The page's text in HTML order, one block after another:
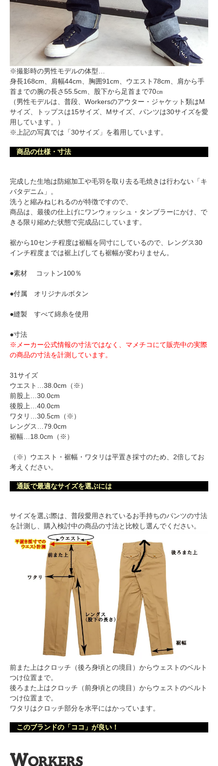
※撮影時の男性モデルの体型…
身長168cm、肩幅44cm、胸囲91cm、ウエスト78cm、肩から手
首までの腕の長さ55.5cm、股下から足首まで70㎝
（男性モデルは、普段、Workersのアウター・ジャケット類はM
サイズ、トップスは15サイズ、Mサイズ、パンツは30サイズを愛
用しています。）
※上記の写真では「30サイズ」を着用しています。
商品の仕様・寸法
完成した生地は防縮加工や毛羽を取り去る毛焼きは行わない「キ
バタデニム」。
洗うと縮みねじれるのが特徴ですので、
商品は、最後の仕上げにワンウォッシュ・タンブラーにかけ、で
きる限り縮めた状態で完成品にしています。
裾から10センチ程度は裾幅を同寸にしているので、レングス30
インチ程度までは裾上げしても裾幅が変わりません。
●素材 コットン100％
●付属 オリジナルボタン
●縫製 すべて綿糸を使用
●寸法
※メーカー公式情報の寸法ではなく、マメチコにて販売中の実際
の商品の寸法を計測しています。
31サイズ
ウエスト…38.0cm（※）
前股上…30.0cm
後股上…40.0cm
ワタリ…30.5cm（※）
レングス…79.0cm
裾幅…18.0cm（※）
（※）ウエスト・裾幅・ワタリは平置き採寸のため、2倍してお
考えください。
通販で最適なサイズを選ぶには
サイズを選ぶ際は、普段愛用されているお手持ちのパンツの寸法
を計測し、購入検討中の商品の寸法と比較し選んでください。
前また上はクロッチ（後ろ身頃との境目）からウェストのベルト
つけ位置まで。
後ろまた上はクロッチ（前身頃との境目）からウェストのベルト
つけ位置まで。
ワタリはクロッチ部分を水平にはかっています。
このブランドの「ココ」が良い！